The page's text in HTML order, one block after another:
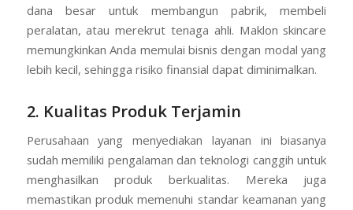
dana besar untuk membangun pabrik, membeli
peralatan, atau merekrut tenaga ahli. Maklon skincare
memungkinkan Anda memulai bisnis dengan modal yang
lebih kecil, sehingga risiko finansial dapat diminimalkan.
2. Kualitas Produk Terjamin
Perusahaan yang menyediakan layanan ini biasanya
sudah memiliki pengalaman dan teknologi canggih untuk
menghasilkan produk berkualitas. Mereka juga
memastikan produk memenuhi standar keamanan yang